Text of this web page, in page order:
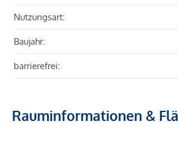
Nutzungsart:
Baujahr:
barrierefrei:
Rauminformationen &